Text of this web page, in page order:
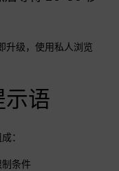
升级，使用私人浏览
示语
：
条件